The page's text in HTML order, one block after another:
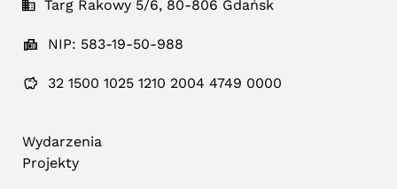
Targ Rakowy 5/6, 80-806 Gdańsk
NIP: 583-19-50-988
32 1500 1025 1210 2004 4749 0000
Wydarzenia
Projekty